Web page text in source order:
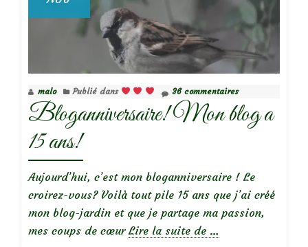
malo Publié dans 36 commentaires
Bloganniversaire! Mon blog a
15 ans!
Aujourd’hui, c’est mon bloganniversaire ! Le
croirez-vous? Voilà tout pile 15 ans que j’ai créé
mon blog-jardin et que je partage ma passion,
mes coups de cœur Lire la suite de …